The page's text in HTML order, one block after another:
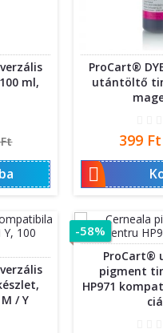
ml,
ProCart®
utántöltő
Ár
399 Ft

/ Y
ProCart®
pigment
HP971
-58%